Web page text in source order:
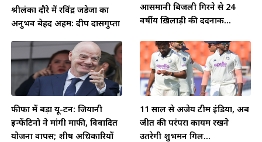
श्रीलंका दौरे में रविंद्र जडेजा का
अनुभव बेहद अहम: दीप दासगुप्ता
आसमानी बिजली गिरने से 24
वर्षीय ख़िलाड़ी की दर्दनाक...
फीफा में बड़ा यू-टर्न: जियानी
इन्फेंटिनो ने मांगी माफी, विवादित
योजना वापस; शीर्ष अधिकारियों
11 साल से अजेय टीम इंडिया, अब
जीत की परंपरा कायम रखने
उतरेगी शुभमन गिल...